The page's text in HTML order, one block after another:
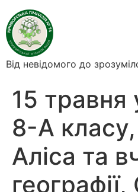
Від невідомого до
15 травня
8-А
Аліса та